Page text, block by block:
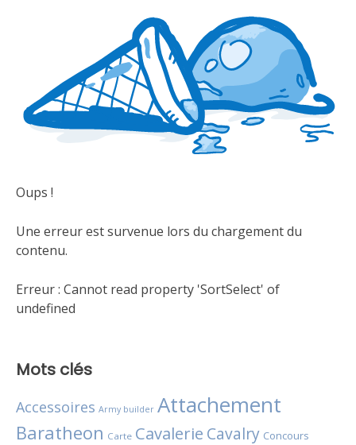
Oups !
Une erreur est survenue lors du chargement du
contenu.
Erreur : Cannot read property 'SortSelect' of
undefined
Mots clés
Accessoires Army builder Attachement
Baratheon Carte Cavalerie Cavalry Concours